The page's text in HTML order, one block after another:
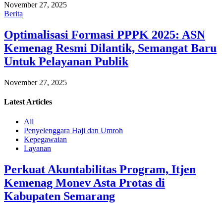
November 27, 2025
Berita
Optimalisasi Formasi PPPK 2025: ASN
Kemenag Resmi Dilantik, Semangat Baru
Untuk Pelayanan Publik
November 27, 2025
Latest Articles
All
Penyelenggara Haji dan Umroh
Kepegawaian
Layanan
Perkuat Akuntabilitas Program, Itjen
Kemenag Monev Asta Protas di
Kabupaten Semarang